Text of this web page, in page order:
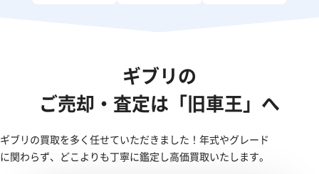
ギブリの
ご売却・査定は「旧車王」へ
ギブリの買取を多く任せていただきました！年式やグレード
に関わらず、どこよりも丁寧に鑑定し高価買取いたします。